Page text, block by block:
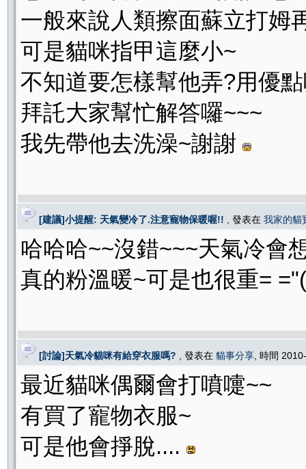
一般來說人類擦面蘇立打姆
可是貓咪指甲這麼小~
不知道要怎樣幫他弄?用優
拜託大家幫忙解答囉~~~
我先帶他去洗澡~謝謝
[建議]小提醒: 天氣變冷了.注意寵物保暖喔!! , 發表在 我家的貓
哈哈哈~~沒錯~~~天氣冷會
真的粉溫暖~可是也很重=
[討論]天氣冷貓咪有給穿衣服嗎? , 發表在 貓事分享 , 時間
最近貓咪偶爾會打噴嚏~~
有買了寵物衣服~
可是他會掙脫....